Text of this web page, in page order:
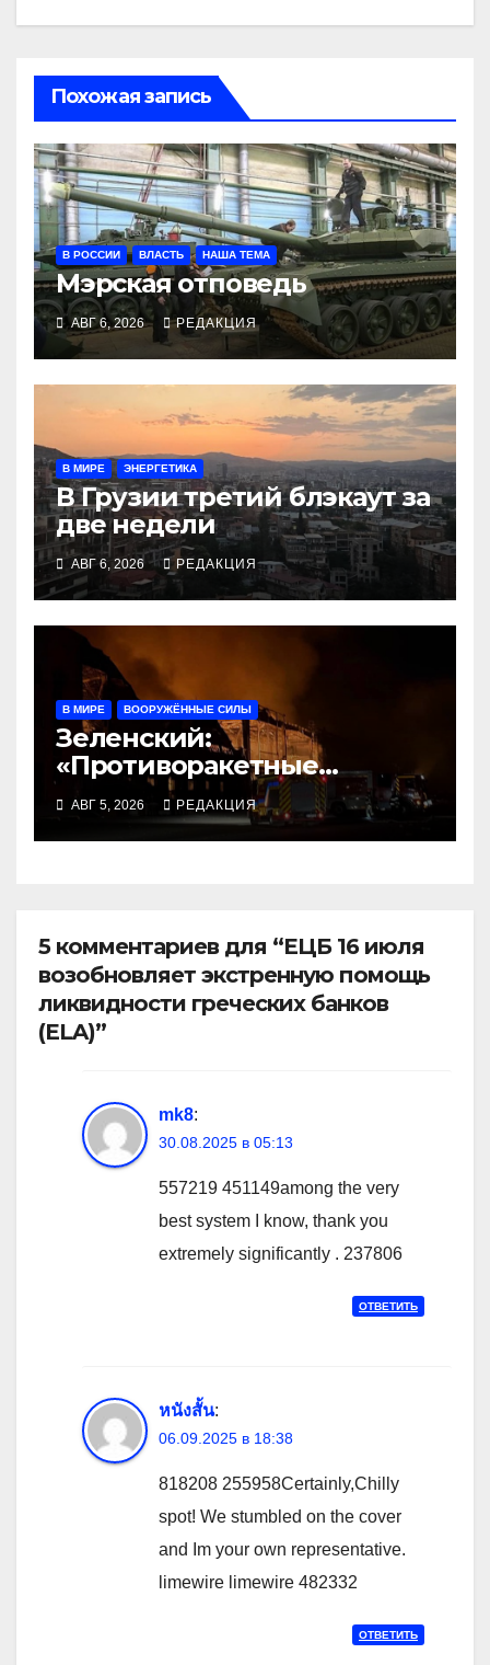
Похожая запись
В РОССИИ ВЛАСТЬ НАША ТЕМА
Мэрская отповедь
АВГ 6, 2026 РЕДАКЦИЯ
В МИРЕ ЭНЕРГЕТИКА
В Грузии третий блэкаут за
две недели
АВГ 6, 2026 РЕДАКЦИЯ
В МИРЕ ВООРУЖЁННЫЕ СИЛЫ
Зеленский:
«Противоракетные
средства могли бы спасти
погибших сегодня»
АВГ 5, 2026 РЕДАКЦИЯ
5 комментариев для “ЕЦБ 16 июля
возобновляет экстренную помощь
ликвидности греческих банков
(ELA)”
mk8:
30.08.2025 в 05:13
557219 451149among the very
best system I know, thank you
extremely significantly . 237806
ОТВЕТИТЬ
หนังสั้น:
06.09.2025 в 18:38
818208 255958Certainly,Chilly
spot! We stumbled on the cover
and Im your own representative.
limewire limewire 482332
ОТВЕТИТЬ